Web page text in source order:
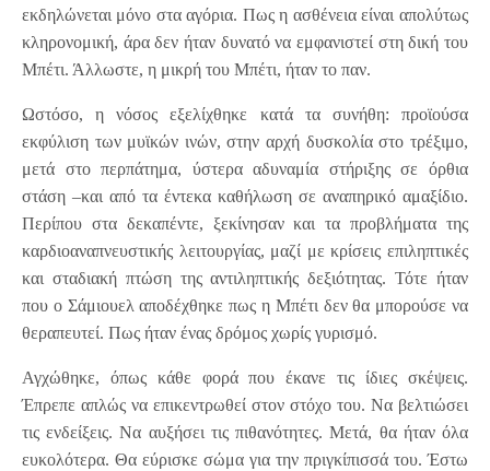
εκδηλώνεται μόνο στα αγόρια. Πως η ασθένεια είναι απολύτως
κληρονομική, άρα δεν ήταν δυνατό να εμφανιστεί στη δική του
Μπέτι. Άλλωστε, η μικρή του Μπέτι, ήταν το παν.
Ωστόσο, η νόσος εξελίχθηκε κατά τα συνήθη: προϊούσα
εκφύλιση των μυϊκών ινών, στην αρχή δυσκολία στο τρέξιμο,
μετά στο περπάτημα, ύστερα αδυναμία στήριξης σε όρθια
στάση –και από τα έντεκα καθήλωση σε αναπηρικό αμαξίδιο.
Περίπου στα δεκαπέντε, ξεκίνησαν και τα προβλήματα της
καρδιοαναπνευστικής λειτουργίας, μαζί με κρίσεις επιληπτικές
και σταδιακή πτώση της αντιληπτικής δεξιότητας. Τότε ήταν
που ο Σάμιουελ αποδέχθηκε πως η Μπέτι δεν θα μπορούσε να
θεραπευτεί. Πως ήταν ένας δρόμος χωρίς γυρισμό.
Αγχώθηκε, όπως κάθε φορά που έκανε τις ίδιες σκέψεις.
Έπρεπε απλώς να επικεντρωθεί στον στόχο του. Να βελτιώσει
τις ενδείξεις. Να αυξήσει τις πιθανότητες. Μετά, θα ήταν όλα
ευκολότερα. Θα εύρισκε σώμα για την πριγκίπισσά του. Έστω